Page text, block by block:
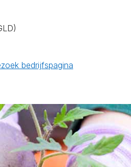
bedrijfspagina